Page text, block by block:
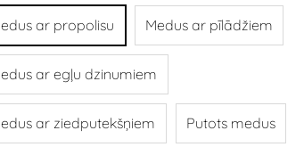
ar propolisu
Medus ar pīlādžiem
ar egļu dzinumiem
ar ziedputekšņiem Putots medus